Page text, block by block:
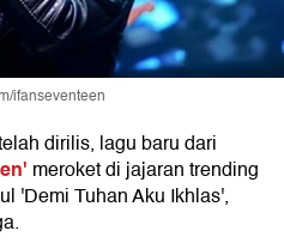
ifanseventeen
dirilis, lagu baru dari
meroket di jajaran trending
'Demi Tuhan Aku Ikhlas',